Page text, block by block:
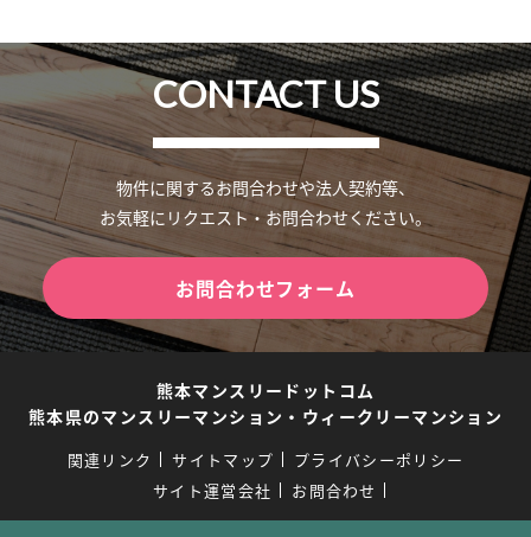
CONTACT US
物件に関するお問合わせや法人契約等、
お気軽にリクエスト・お問合わせください。
お問合わせフォーム
熊本マンスリードットコム
熊本県のマンスリーマンション・ウィークリーマンション
関連リンク サイトマップ
プライバシーポリシー
サイト運営会社
お問合わせ